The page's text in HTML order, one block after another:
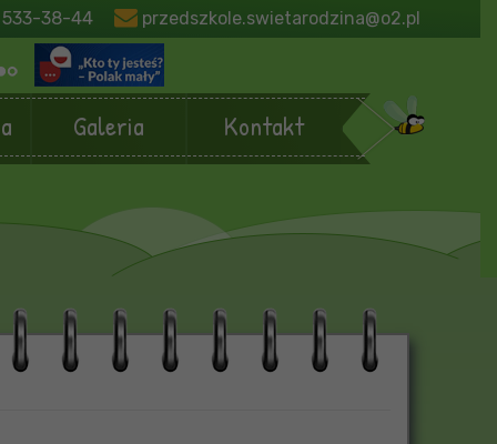
38-44 przedszkole.swietarodzina@o2.pl
Galeria Kontakt